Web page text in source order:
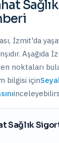
Sağlık
, İzmit'da
Aşağıda
noktaları
bilgisi için
Sağlık